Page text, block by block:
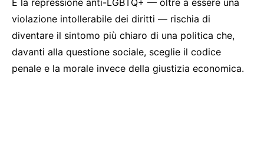
E la repressione anti-LGBTQ+ — oltre a essere una
violazione intollerabile dei diritti — rischia di
diventare il sintomo più chiaro di una politica che,
davanti alla questione sociale, sceglie il codice
penale e la morale invece della giustizia economica.